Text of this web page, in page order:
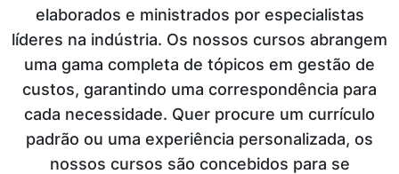
elaborados e ministrados por especialistas
líderes na indústria. Os nossos cursos abrangem
uma gama completa de tópicos em gestão de
custos, garantindo uma correspondência para
cada necessidade. Quer procure um currículo
padrão ou uma experiência personalizada, os
nossos cursos são concebidos para se